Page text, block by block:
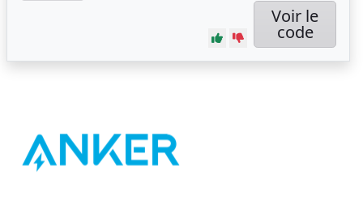
Voir le
code